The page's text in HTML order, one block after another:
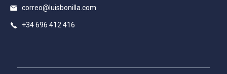
correo@luisbonilla.com
+34 696 412 416